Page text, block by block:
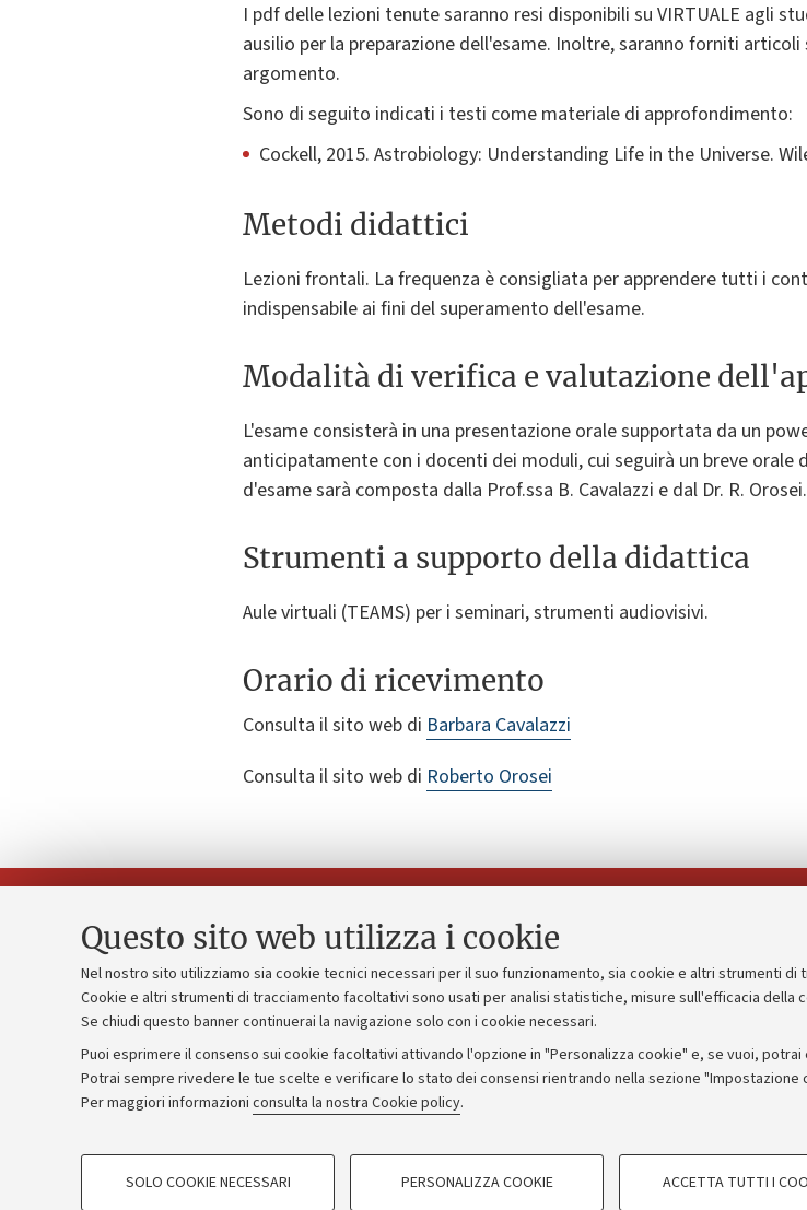
Questo sito web utilizza i cookie
Nel nostro sito utilizziamo sia cookie tecnici necessari per il suo funzionamento, sia cookie e altri strumenti
Cookie e altri strumenti di tracciamento facoltativi sono usati per analisi statistiche, misure sull'efficacia
Se chiudi questo banner continuerai la navigazione solo con i cookie necessari.
Puoi esprimere il consenso sui cookie facoltativi attivando l'opzione in "Personalizza cookie" e, se vuoi,
Potrai sempre rivedere le tue scelte e verificare lo stato dei consensi rientrando nella sezione "Impostazione
Per maggiori informazioni consulta la nostra Cookie policy.
COOKIE DI PROFILAZIONE - FACOLTATIVI
SOLO COOKIE NECESSARI PERSONALIZZA COOKIE ACCETTA TUTTI I
I pdf delle lezioni tenute saranno resi disponibili su VIRTUALE agli
ausilio per la preparazione dell'esame. Inoltre, saranno forniti
argomento.
Sono di seguito indicati i testi come materiale di approfondimento:
Cockell, 2015. Astrobiology: Understanding Life in the Universe.
Metodi didattici
Lezioni frontali. La frequenza è consigliata per apprendere tutti i
indispensabile ai fini del superamento dell'esame.
Modalità di verifica e valutazione
L'esame consisterà in una presentazione orale supportata da un
anticipatamente con i docenti dei moduli, cui seguirà un breve
d'esame sarà composta dalla Prof.ssa B. Cavalazzi e dal Dr. R. Orosei.
Strumenti a supporto della didattica
Aule virtuali (TEAMS) per i seminari, strumenti audiovisivi.
Orario di ricevimento
Consulta il sito web di Barbara Cavalazzi
Consulta il sito web di Roberto Orosei
Contatti e PEC
Uffici dell'amministrazione generale
Lavora con noi
Alumni community
Piano strategico
Bilanci
Donazioni e 5x1000
Merchandising - UniboStore
Bandi,